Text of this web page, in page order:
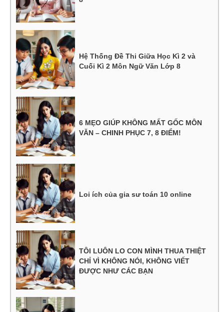
Hệ Thống Đề Thi Giữa Học Kì 2 và
Cuối Kì 2 Môn Ngữ Văn Lớp 8
6 MẸO GIÚP KHÔNG MẤT GỐC MÔN
VĂN – CHINH PHỤC 7, 8 ĐIỂM!
Loi ích của gia sư toán 10 online
TÔI LUÔN LO CON MÌNH THUA THIỆT
CHỈ VÌ KHÔNG NÓI, KHÔNG VIẾT
ĐƯỢC NHƯ CÁC BẠN